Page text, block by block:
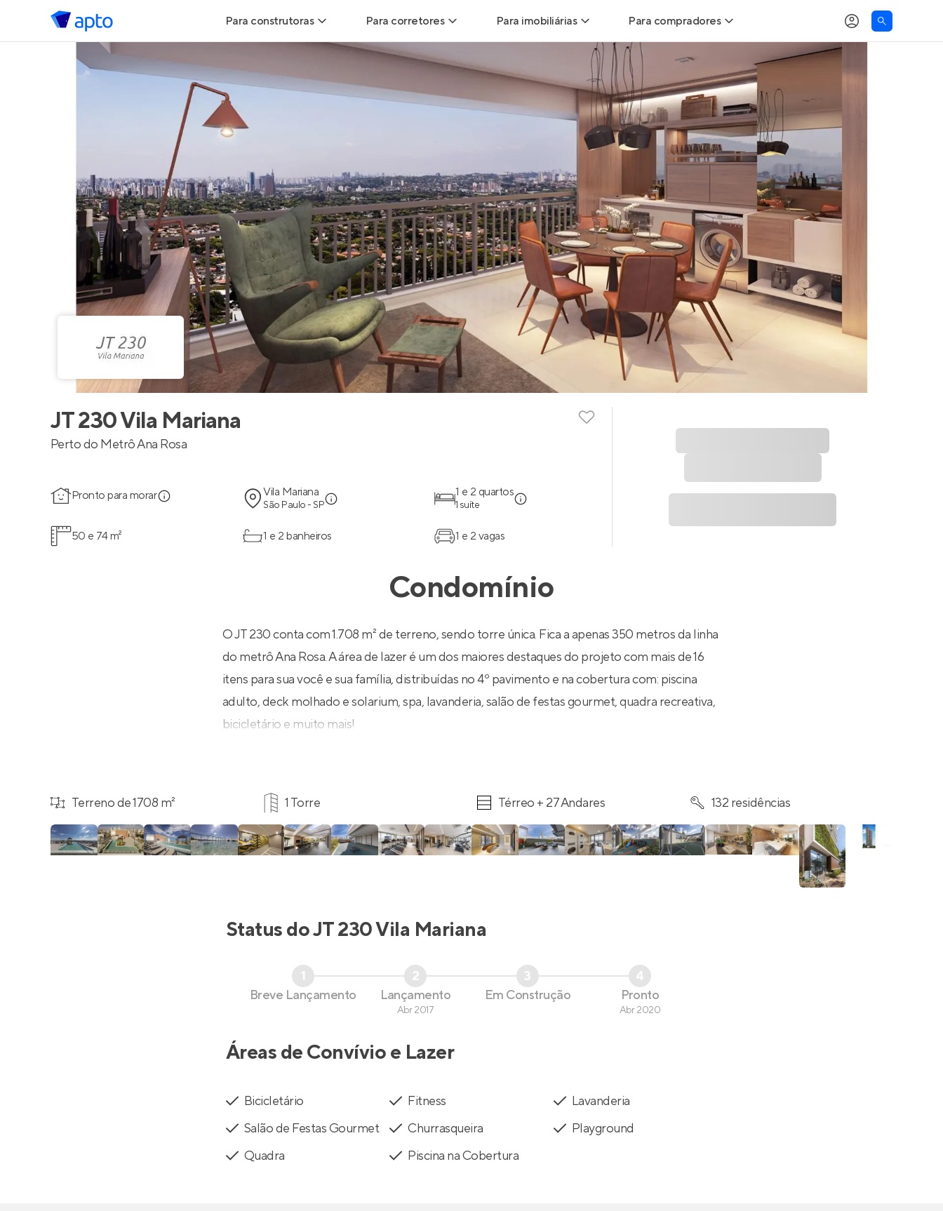
Para construtoras
Geração de Leads
Maiores Construtoras
Parcerias Imobiliárias
Anunciar Imóveis
Para corretores
Leads para Corretores
Corretor+
Hub de Corretores
Perfil Verificado
Anunciar imóveis
Para imobiliárias
Leads para Imobiliárias
Hub de imobiliárias
Anunciar imóveis
Para compradores
Buscar um imóvel novo
Calcule seu Poder de Compra
Comprar x Alugar
Correção do INCC
Simulador de Financiamento
Encontre um corretor
JT 230 Vila Mariana
Perto do Metrô Ana Rosa
Pronto para morar Vila Mariana
São Paulo - SP
1 e 2 quartos
1 suíte
50 e 74 m² 1 e 2 banheiros 1 e 2 vagas
Condomínio
O JT 230 conta com 1.708 m² de terreno, sendo torre única. Fica a apenas 350 metros da linha
do metrô Ana Rosa. A área de lazer é um dos maiores destaques do projeto com mais de 16
itens para sua você e sua família, distribuídas no 4º pavimento e na cobertura com: piscina
adulto, deck molhado e solarium, spa, lavanderia, salão de festas gourmet, quadra recreativa,
bicicletário e muito mais!
Terreno de 1708 m² 1 Torre Térreo + 27 Andares 132 residências
Status doJT 230 Vila Mariana
1
Breve Lançamento
2
Lançamento
Abr 2017
3
Em Construção
4
Pronto
Abr 2020
Áreas de Convívio e Lazer
Bicicletário Fitness
Lavanderia
Salão de Festas Gourmet
Churrasqueira
Playground
Quadra
Piscina na Cobertura